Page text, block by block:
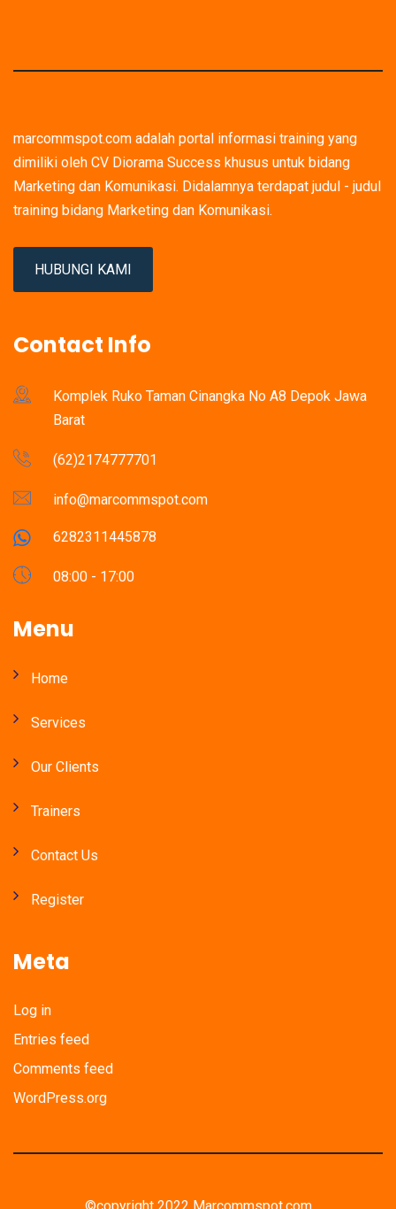
marcommspot.com adalah portal informasi training yang
dimiliki oleh CV Diorama Success khusus untuk bidang
Marketing dan Komunikasi. Didalamnya terdapat judul - judul
training bidang Marketing dan Komunikasi.
HUBUNGI KAMI
Contact Info
Komplek Ruko Taman Cinangka No A8 Depok Jawa
Barat
(62)2174777701
info@marcommspot.com
6282311445878
08:00 - 17:00
Menu
Home
Services
Our Clients
Trainers
Contact Us
Register
Meta
Log in
Entries feed
Comments feed
WordPress.org